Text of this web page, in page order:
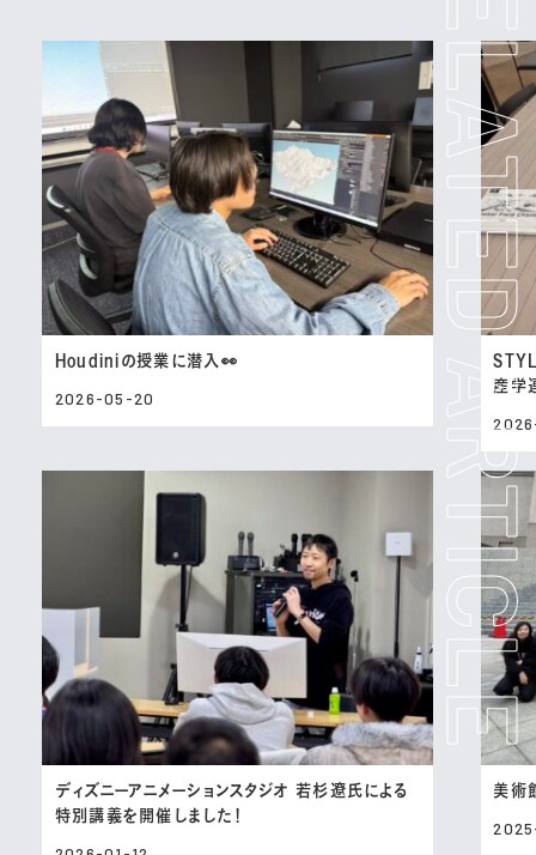
Houdiniの授業に潜入👀
2026-05-20
産学
ディズニーアニメーションスタジオ 若杉遼氏による
特別講義を開催しました！
美術